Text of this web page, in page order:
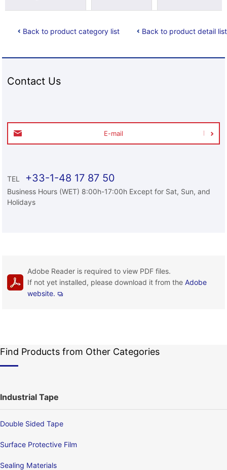
Back to product category list Back to product detail list
Contact Us
E-mail
TEL +33-1-48 17 87 50
Business Hours (WET) 8:00h-17:00h Except for Sat, Sun, and
Holidays
Adobe Reader is required to view PDF files.
If not yet installed, please download it from theAdobe
website.
Find Products from Other Categories
Industrial Tape
Double Sided Tape
Surface Protective Film
Sealing Materials